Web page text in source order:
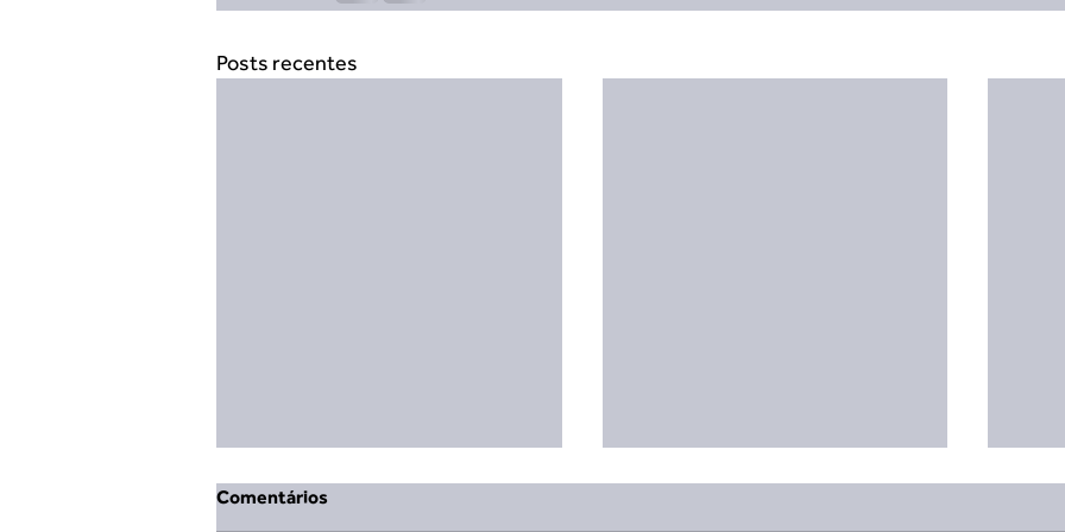
Posts recentes
Comentários